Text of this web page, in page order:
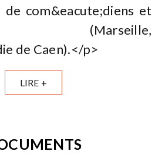
de com&eacute;diens et
(Marseille,
de Caen).</p>
LIRE +